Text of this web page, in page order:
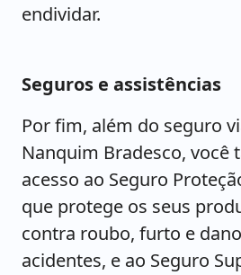
endividar.
Seguros e assistências
Por fim, além do seguro
Nanquim Bradesco, você
acesso ao Seguro
que protege os seus
contra roubo, furto e
acidentes, e ao Seguro